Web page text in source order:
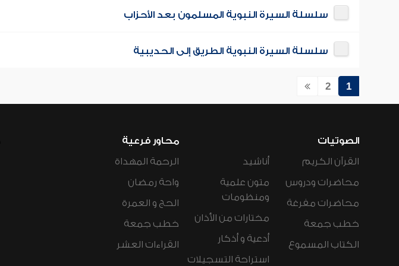
سلسلة السيرة النبوية المسلمون بعد الأحزاب
سلسلة السيرة النبوية الطريق إلى الحديبية
1
2
الصوتيات
القرآن الكريم
محاضرات ودروس
محاضرات مفرغة
خطب جمعة
الكتاب المسموع
أناشيد
متون علمية
ومنظومات
مختارات من الأذان
أدعية و أذكار
استراحة التسجيلات
محاور فرعية
الرحمة المهداة
واحة رمضان
الحج و العمرة
خطب جمعة
القراءات العشر